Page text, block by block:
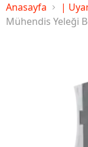
Anasayfa
|
Mühendis Yeleği